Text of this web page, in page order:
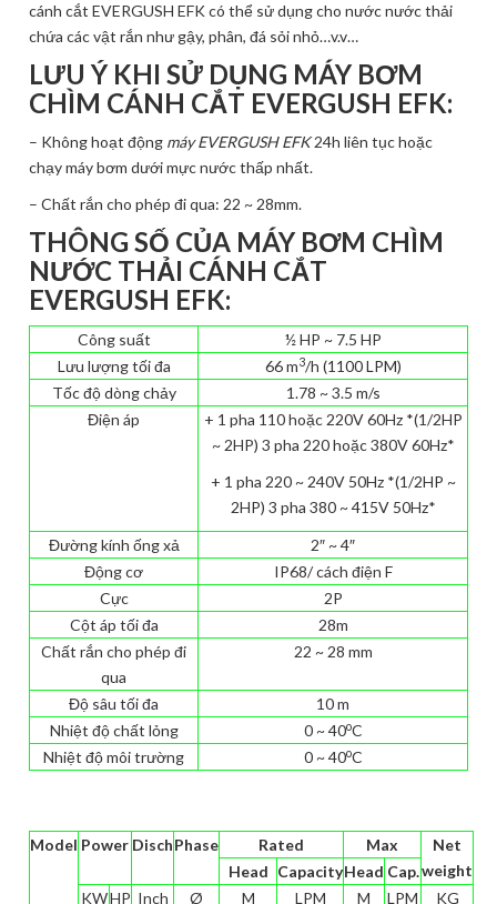
cánh cắt EVERGUSH EFK có thể sử dụng cho nước nước thải
chứa các vật rắn như gậy, phân, đá sỏi nhỏ…v.v…
LƯU Ý KHI SỬ DỤNG MÁY BƠM
CHÌM CÁNH CẮT EVERGUSH EFK:
– Không hoạt động máy EVERGUSH EFK24h liên tục hoặc
chạy máy bơm dưới mực nước thấp nhất.
– Chất rắn cho phép đi qua: 22 ~ 28mm.
THÔNG SỐ CỦA MÁY BƠM CHÌM
NƯỚC THẢI CÁNH CẮT
EVERGUSH EFK:
Công suất
½ HP ~ 7.5 HP
Lưu lượng tối đa
66 m3/h (1100 LPM)
Tốc độ dòng chảy
1.78 ~ 3.5 m/s
Điện áp
+ 1 pha 110 hoặc 220V 60Hz *(1/2HP
~ 2HP) 3 pha 220 hoặc 380V 60Hz*
+ 1 pha 220 ~ 240V 50Hz *(1/2HP ~
2HP) 3 pha 380 ~ 415V 50Hz*
Đường kính ống xả
2″ ~ 4″
Động cơ
IP68/ cách điện F
Cực
2P
Cột áp tối đa
28m
Chất rắn cho phép đi
qua
22 ~ 28 mm
Độ sâu tối đa
10 m
Nhiệt độ chất lỏng
0 ~ 40oC
Nhiệt độ môi trường
0 ~ 40oC
Model Power DischPhase Rated Max
Net
weight
Head CapacityHead Cap.
KWHP Inch Ø M LPM M LPM KG